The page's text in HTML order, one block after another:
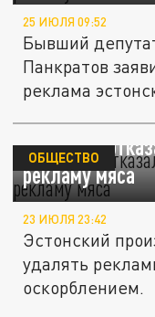
25 ИЮЛЯ 09:52
Бывший
Панкратов
реклама
В Эстонии
рекламу мяса
ОБЩЕСТВО
23 ИЮЛЯ 23:42
Эстонский
удалять
оскорблением.